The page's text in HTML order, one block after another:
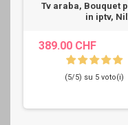
Tv araba, Bouquet
in iptv,
389.00 CHF
(5/5) su 5 voto(i)